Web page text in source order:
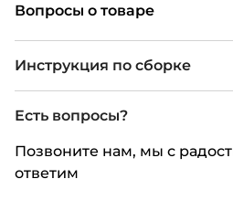
Вопросы о товаре
Инструкция по сборке
Есть вопросы?
Позвоните нам, мы с
ответим